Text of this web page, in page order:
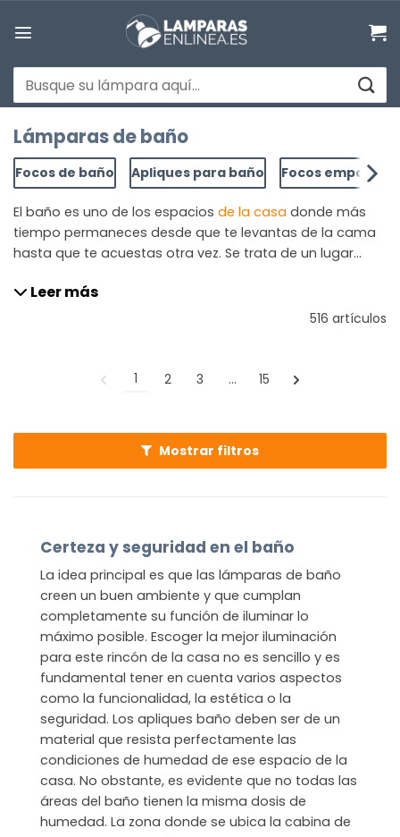
Buscar
por:
Lámparas de baño
Focos de baño Apliques para baño Focos
El baño es uno de los espacios de la casa donde más
tiempo permaneces desde que te levantas de la cama
hasta que te acuestas otra vez. Se trata de un lugar
decoración, el mobiliario y las lámparas de baño se
convierten en aspectos imprescindibles a tener en
lavarse los dientes o peinarse, momentos que requieren
mejores lámparas modernas para ubicar en este lugar
tan especial del hogar.
Leer más
516 artículos
1 2 3 … 15
Mostrar filtros
Certeza y seguridad en el baño
La idea principal es que las lámparas de baño
creen un buen ambiente y que cumplan
completamente su función de iluminar lo
máximo posible. Escoger la mejor iluminación
para este rincón de la casa no es sencillo y es
fundamental tener en cuenta varios aspectos
como la funcionalidad, la estética o la
seguridad. Los apliques baño deben ser de un
material que resista perfectamente las
condiciones de humedad de ese espacio de la
casa. No obstante, es evidente que no todas las
áreas del baño tienen la misma dosis de
humedad. La zona donde se ubica la cabina de